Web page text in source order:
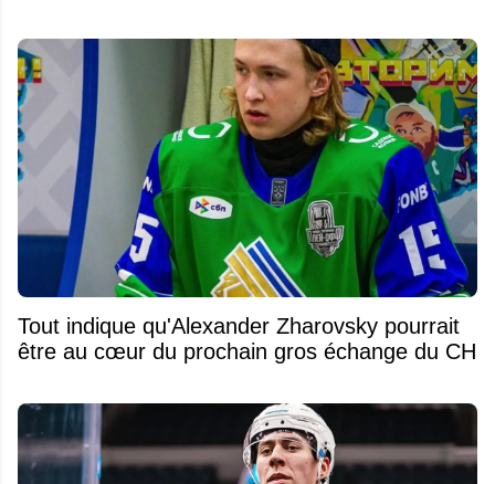
Tout indique qu'Alexander Zharovsky pourrait
être au cœur du prochain gros échange du CH